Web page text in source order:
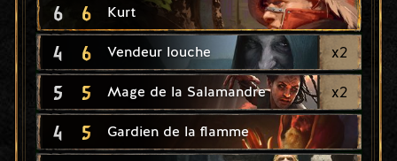
6 6 Kurt
4 6 Vendeur louche x2
5 5 Mage de la Salamandre x2
4 5 Gardien de la flamme